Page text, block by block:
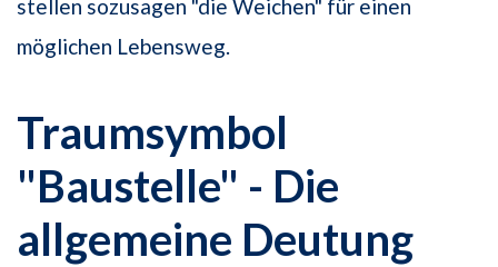
stellen sozusagen "die Weichen" für einen
möglichen Lebensweg.
Traumsymbol
"Baustelle" - Die
allgemeine Deutung